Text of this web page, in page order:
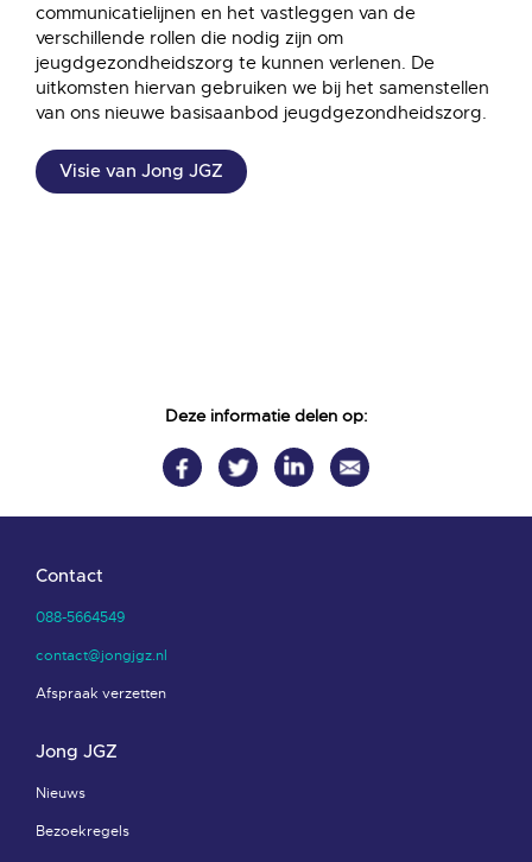
communicatielijnen en het vastleggen van de
verschillende rollen die nodig zijn om
jeugdgezondheidszorg te kunnen verlenen. De
uitkomsten hiervan gebruiken we bij het samenstellen
van ons nieuwe basisaanbod jeugdgezondheidszorg.
Visie van Jong JGZ
Deze informatie delen op:
Contact
088-5664549
contact@jongjgz.nl
Afspraak verzetten
Jong JGZ
Nieuws
Bezoekregels